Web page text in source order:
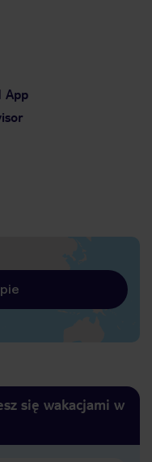
App
się wakacjami w